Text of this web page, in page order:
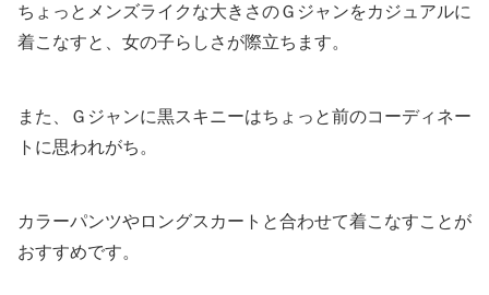
ちょっとメンズライクな大きさのＧジャンをカジュアルに
着こなすと、女の子らしさが際立ちます。
また、Ｇジャンに黒スキニーはちょっと前のコーディネー
トに思われがち。
カラーパンツやロングスカートと合わせて着こなすことが
おすすめです。